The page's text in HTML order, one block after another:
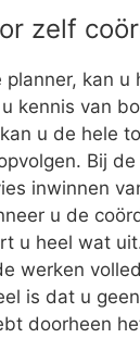
zelf
planner, kan u
kennis van
u de hele
Bij
inwinnen
u de
u heel wat
werken
is dat u geen
doorheen